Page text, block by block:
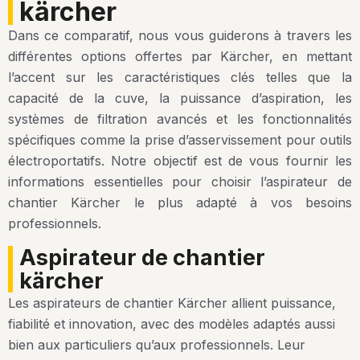
kärcher
Dans ce comparatif, nous vous guiderons à travers les
différentes options offertes par Kärcher, en mettant
l’accent sur les caractéristiques clés telles que la
capacité de la cuve, la puissance d’aspiration, les
systèmes de filtration avancés et les fonctionnalités
spécifiques comme la prise d’asservissement pour outils
électroportatifs. Notre objectif est de vous fournir les
informations essentielles pour choisir l’aspirateur de
chantier Kärcher le plus adapté à vos besoins
professionnels.
aspirateur de chantier
kärcher
Les aspirateurs de chantier Kärcher allient puissance,
fiabilité et innovation, avec des modèles adaptés aussi
bien aux particuliers qu’aux professionnels. Leur